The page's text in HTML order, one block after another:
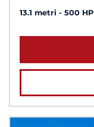
13.1 metri 500 HP